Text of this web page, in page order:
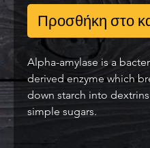
Προσθήκη στο
Alpha-amylase is a
derived enzyme which
down starch into
simple sugars.